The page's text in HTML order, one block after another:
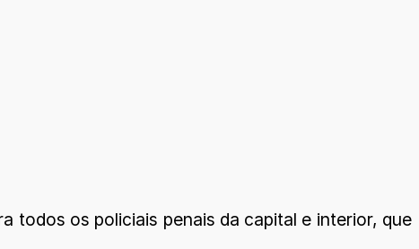
todos os policiais penais da capital e interior, que